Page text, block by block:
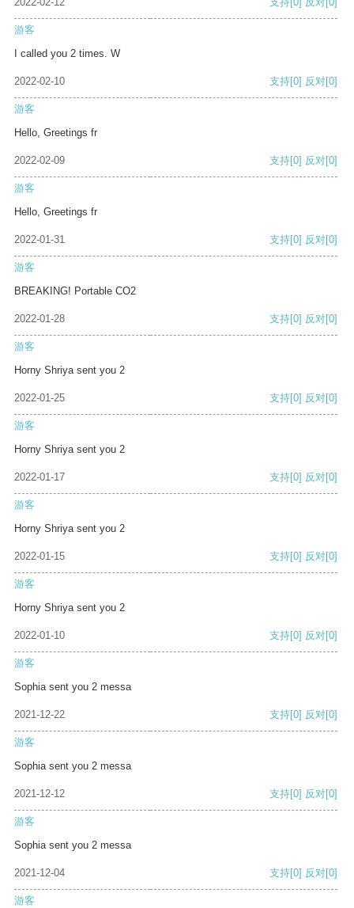
游客
I called you 2 times. W
2022-02-10 支持[0] 反对[0]
游客
Hello, Greetings fr
2022-02-09 支持[0] 反对[0]
游客
Hello, Greetings fr
2022-01-31 支持[0] 反对[0]
游客
BREAKING! Portable CO2
2022-01-28 支持[0] 反对[0]
游客
Horny Shriya sent you 2
2022-01-25 支持[0] 反对[0]
游客
Horny Shriya sent you 2
2022-01-17 支持[0] 反对[0]
游客
Horny Shriya sent you 2
2022-01-15 支持[0] 反对[0]
游客
Horny Shriya sent you 2
2022-01-10 支持[0] 反对[0]
游客
Sophia sent you 2 messa
2021-12-22 支持[0] 反对[0]
游客
Sophia sent you 2 messa
2021-12-12 支持[0] 反对[0]
游客
Sophia sent you 2 messa
2021-12-04 支持[0] 反对[0]
游客